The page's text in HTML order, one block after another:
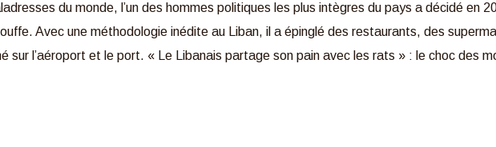
du monde, l’un des hommes politiques les plus intègres du pays a décidé en
Avec une méthodologie inédite au Liban, il a épinglé des restaurants, des
sur l’aéroport et le port. « Le Libanais partage son pain avec les rats » : le choc des